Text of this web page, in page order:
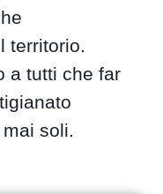
territorio.
a tutti che far
soli.